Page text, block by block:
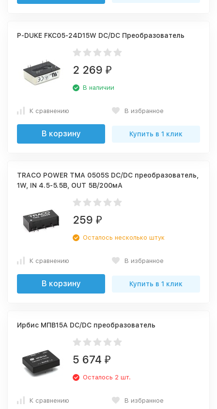
P-DUKE FKC05-24D15W DC/DC Преобразователь
2 269 ₽
В наличии
К сравнению В избранное
В корзину Купить в 1 клик
TRACO POWER TMA 0505S DC/DC преобразователь,
1W, IN 4.5-5.5В, OUT 5В/200мА
259 ₽
Осталось несколько штук
К сравнению В избранное
В корзину Купить в 1 клик
Ирбис МПВ15А DC/DC преобразователь
5 674 ₽
Осталось 2 шт.
К сравнению В избранное